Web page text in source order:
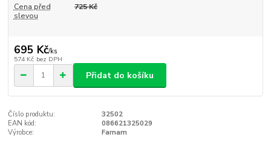
Cena před
slevou
725 Kč
695 Kč/ks
574 Kč bez DPH
Přidat do košíku
Číslo produktu:
32502
EAN kód:
086621325029
Výrobce:
Farnam